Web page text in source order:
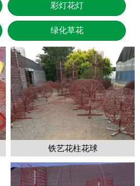
彩灯花灯
绿化草花
铁艺花柱花球